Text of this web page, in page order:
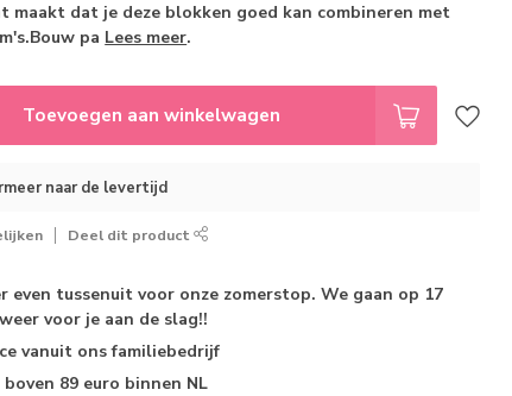
maakt dat je deze blokken goed kan combineren met
pa Lees meer.
Toevoegen aan winkelwagen
naar de levertijd
Deel dit product
even tussenuit voor onze zomerstop. We gaan op 17
voor je aan de slag!!
vanuit ons familiebedrijf
boven 89 euro binnen NL